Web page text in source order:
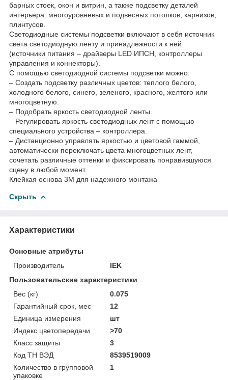
барных стоек, окон и витрин, а также подсветку деталей
интерьера: многоуровневых и подвесных потолков, карнизов,
плинтусов.
Светодиодные системы подсветки включают в себя источник
света светодиодную ленту и принадлежности к ней
(источники питания – драйверы LED ИПСН, контроллеры
управления и коннекторы).
С помощью светодиодной системы подсветки можно:
– Создать подсветку различных цветов: теплого белого,
холодного белого, синего, зеленого, красного, желтого или
многоцветную.
– Подобрать яркость светодиодной ленты.
– Регулировать яркость светодиодных лент с помощью
специального устройства – контроллера.
– Дистанционно управлять яркостью и цветовой гаммой,
автоматически переключать цвета многоцветных лент,
сочетать различные оттенки и фиксировать понравившуюся
сцену в любой момент.
Клейкая основа 3М для надежного монтажа
Скрыть
Характеристики
Основные атрибуты
Производитель
IEK
Пользовательские характеристики
Вес (кг)
0.075
Гарантийный срок, мес
12
Единица измерения
шт
Индекс цветопередачи
>70
Класс защиты
3
Код ТН ВЭД
8539519009
Количество в групповой
упаковке
1